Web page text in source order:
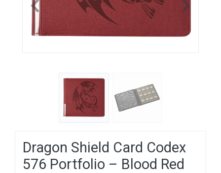
Previous Next
Dragon Shield Card Codex
576 Portfolio – Blood Red